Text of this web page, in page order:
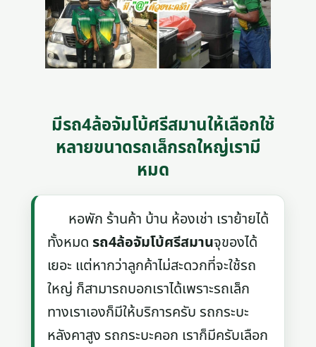
มีรถ4ล้อจัมโบ้ศรีสมานให้เลือกใช้
หลายขนาดรถเล็กรถใหญ่เรามี
หมด
หอพัก ร้านค้า บ้าน ห้องเช่า เราย้ายได้
ทั้งหมดรถ4ล้อจัมโบ้ศรีสมานจุของได้
เยอะ แต่หากว่าลูกค้าไม่สะดวกที่จะใช้รถ
ใหญ่ ก็สามารถบอกเราได้เพราะรถเล็ก
ทางเราเองก็มีให้บริการครับ รถกระบะ
หลังคาสูง รถกระบะคอก เราก็มีครับเลือก